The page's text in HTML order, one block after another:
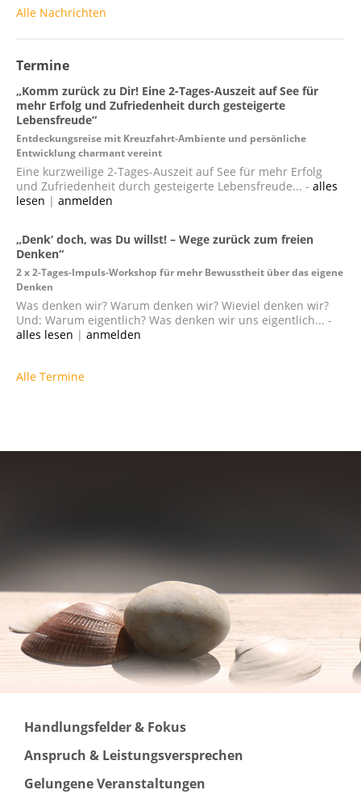
Alle Nachrichten
Termine
„Komm zurück zu Dir! Eine 2-Tages-Auszeit auf See für
mehr Erfolg und Zufriedenheit durch gesteigerte
Lebensfreude“
Entdeckungsreise mit Kreuzfahrt-Ambiente und persönliche
Entwicklung charmant vereint
Eine kurzweilige 2-Tages-Auszeit auf See für mehr Erfolg
und Zufriedenheit durch gesteigerte Lebensfreude... - alles
lesen | anmelden
„Denk‘ doch, was Du willst! – Wege zurück zum freien
Denken“
2 x 2-Tages-Impuls-Workshop für mehr Bewusstheit über das eigene
Denken
Was denken wir? Warum denken wir? Wieviel denken wir?
Und: Warum eigentlich? Was denken wir uns eigentlich... -
alles lesen | anmelden
Alle Termine
Handlungsfelder & Fokus
Anspruch & Leistungsversprechen
Gelungene Veranstaltungen